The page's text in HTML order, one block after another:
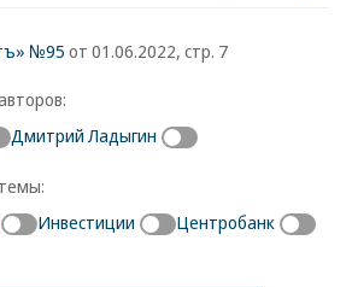
№95 от 01.06.2022, стр. 7
Дмитрий Ладыгин
Инвестиции
Центробанк